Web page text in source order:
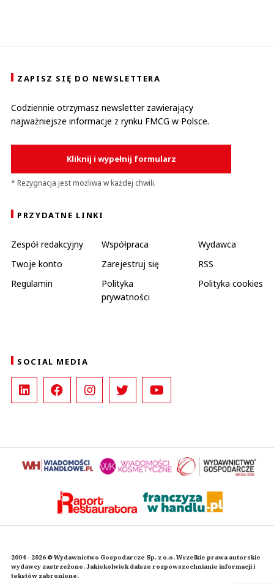
ZAPISZ SIĘ DO NEWSLETTERA
Codziennie otrzymasz newsletter zawierający
najważniejsze informacje z rynku FMCG w Polsce.
Kliknij i wypełnij formularz
* Rezygnacja jest możliwa w każdej chwili.
PRZYDATNE LINKI
Zespół redakcyjny Współpraca
Wydawca
Twoje konto
Zarejestruj się
RSS
Regulamin
Polityka
prywatności
Polityka cookies
SOCIAL MEDIA
2004 - 2026 © Wydawnictwo Gospodarcze Sp. z o.o. Wszelkie prawa autorskie
wydawcy zastrzeżone. Jakiekolwiek dalsze rozpowszechnianie informacji i
tekstów zabronione.